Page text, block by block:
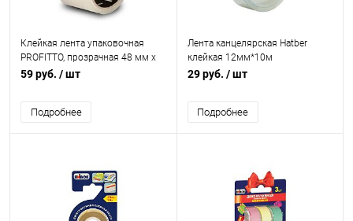
Клейкая лента упаковочная
PROFITTO, прозрачная 48 мм х
55 м, 38 мкм
59 руб. / шт
Подробнее
Лента канцелярская Hatber
клейкая 12мм*10м
29 руб. / шт
Подробнее